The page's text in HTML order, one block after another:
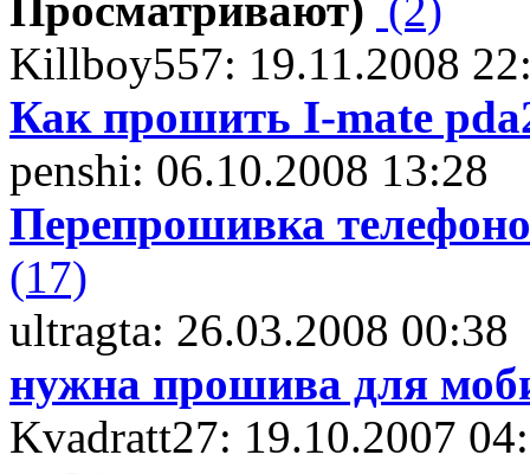
Killboy557: 19.11.2008
Как прошить I-mate
penshi: 06.10.2008 13:28
Перепрошивка
(17)
ultragta: 26.03.2008 00:38
нужна прошива для
Kvadratt27: 19.10.2007